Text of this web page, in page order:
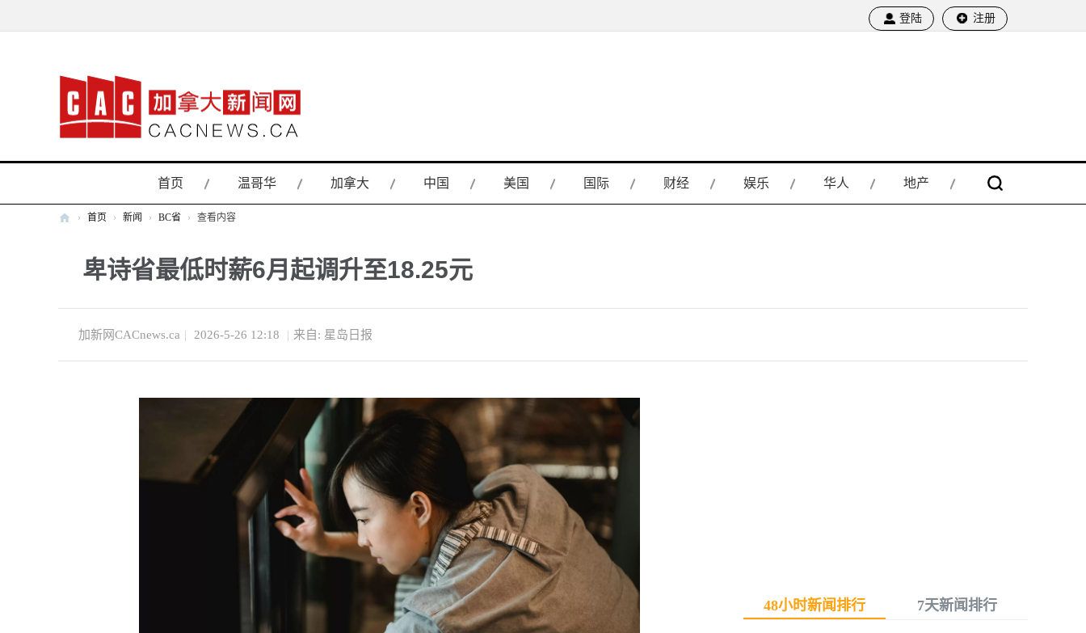
登陆 注册
首页 温哥华 加拿大 中国 美国 国际 财经 娱乐 华人 地产
新
网
› 首页 › 新闻 › BC省 › 查看内容
卑诗省最低时薪6月起调升至18.25元
加新网CACnews.ca | 2026-5-26 12:18 | 来自: 星岛日报
48小时新闻排行 7天新闻排行